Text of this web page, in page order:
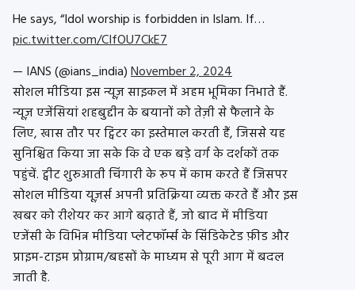
He says, “Idol worship is forbidden in Islam. If…
pic.twitter.com/CIfOU7CkE7
— IANS (@ians_india)November 2, 2024
सोशल मीडिया इस न्यूज़ साइकल में अहम भूमिका निभाते हैं.
न्यूज़ एजेंसियां ​​शहबुद्दीन के बयानों को तेज़ी से फैलाने के
लिए, खास तौर पर ट्विटर का इस्तेमाल करती हैं, जिससे यह
सुनिश्चित किया जा सके कि वे एक बड़े वर्ग के दर्शकों तक
पहुंचें. ट्वीट शुरुआती चिंगारी के रूप में काम करते हैं जिसपर
सोशल मीडिया यूज़र्स अपनी प्रतिक्रिया व्यक्त करते हैं और इस
खबर को रीशेयर कर आगे बढ़ाते हैं, जो बाद में मीडिया
एजेंसी के विभिन्न मीडिया प्लेटफॉर्म्स के सिंडिकेटेड फ़ीड और
प्राइम-टाइम प्रोग्राम/बहसों के माध्यम से पूरी आग में बदल
जाती है.